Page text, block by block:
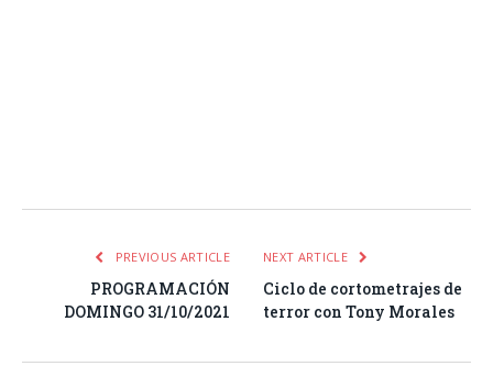
PREVIOUS ARTICLE
PROGRAMACIÓN
DOMINGO 31/10/2021
NEXT ARTICLE
Ciclo de cortometrajes de
terror con Tony Morales